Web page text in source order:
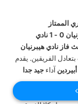
الممتاز
نادي هيبرنيان 0 - 1 نادي
فاز نادي هيبرنيان
مقابلات بتعادل الفريقين. يقدم
آداء جيد جدا